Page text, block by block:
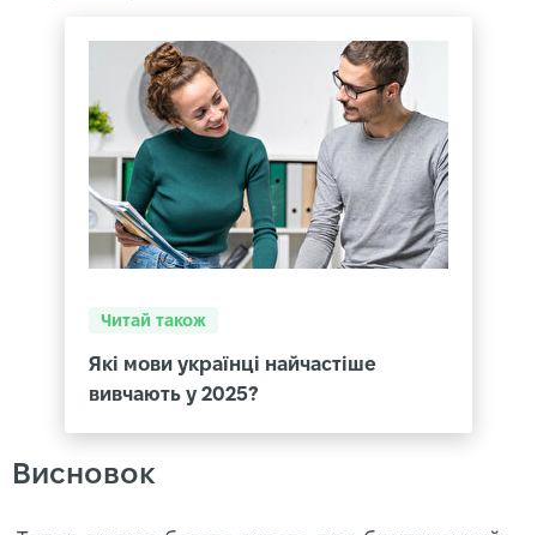
Читай також
Які мови українці найчастіше
вивчають у 2025?
Висновок